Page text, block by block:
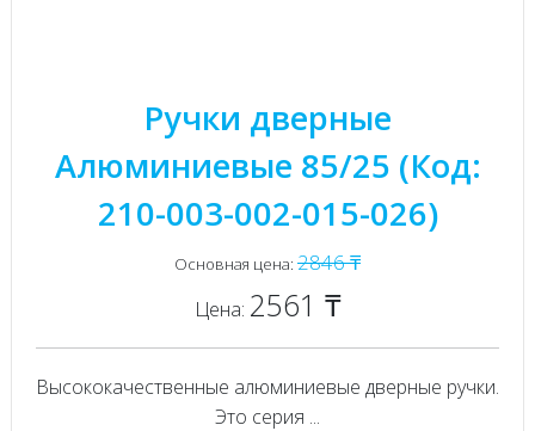
Ручки дверные
Алюминиевые 85/25 (Код:
210-003-002-015-026)
Основная цена: 2846 ₸
Цена: 2561 ₸
Высококачественные алюминиевые дверные ручки.
Это серия ...